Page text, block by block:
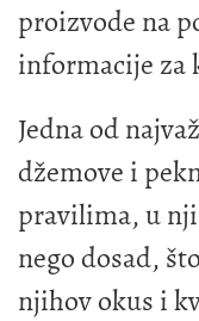
proizvode na
informacije za
Jedna od
džemove i
pravilima, u
nego dosad,
njihov okus i